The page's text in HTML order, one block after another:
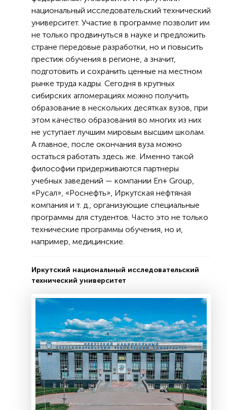
национальный исследовательский технический
университет. Участие в программе позволит им
не только продвинуться в науке и предложить
стране передовые разработки, но и повысить
престиж обучения в регионе, а значит,
подготовить и сохранить ценные на местном
рынке труда кадры. Сегодня в крупных
сибирских агломерациях можно получить
образование в нескольких десятках вузов, при
этом качество образования во многих из них
не уступает лучшим мировым высшим школам.
А главное, после окончания вуза можно
остаться работать здесь же. Именно такой
философии придерживаются партнеры
учебных заведений — компании En+ Group,
«Русал», «Роснефть», Иркутская нефтяная
компания и т. д., организующие специальные
программы для студентов. Часто это не только
технические программы обучения, но и,
например, медицинские.
Иркутский национальный исследовательский
технический университет